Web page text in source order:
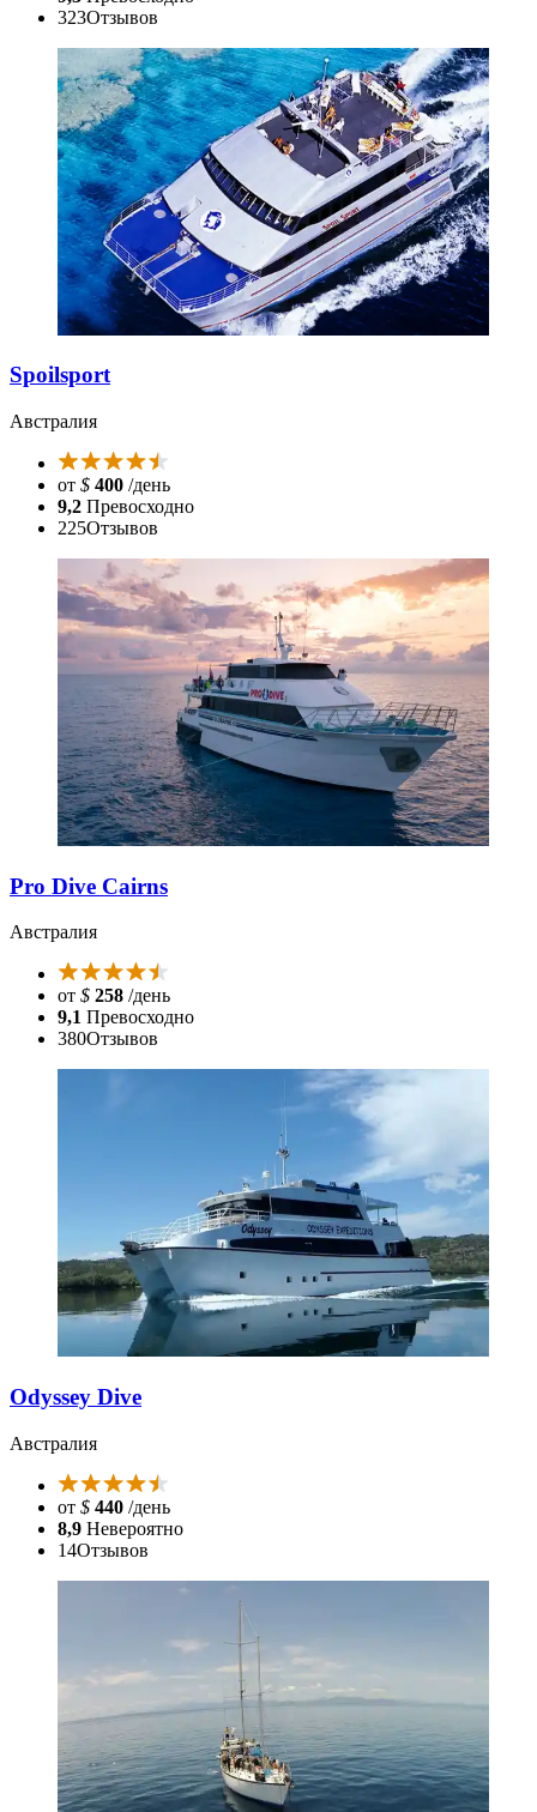
323Отзывов
Spoilsport
Австралия
от $ 400 /день
9,2 Превосходно
225Отзывов
Pro Dive Cairns
Австралия
от $ 258 /день
9,1 Превосходно
380Отзывов
Odyssey Dive
Австралия
от $ 440 /день
8,9 Невероятно
14Отзывов